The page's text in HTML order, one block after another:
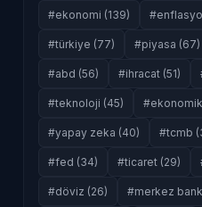
#ekonomi (139)
#türkiye (77) #piyasa (67)
#abd (56) #ihracat (51)
#teknoloji (45)
#yapay zeka (40) #tcmb
#fed (34) #ticaret (29)
#döviz (26) #merkez